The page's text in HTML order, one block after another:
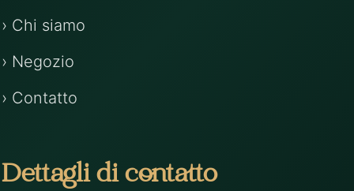
› Chi siamo
› Negozio
› Contatto
Dettagli di contatto